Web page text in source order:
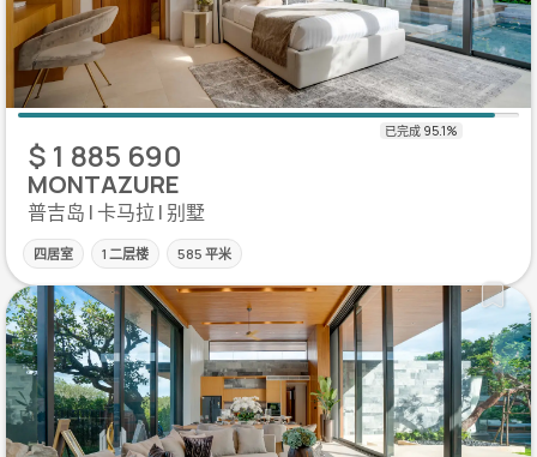
$ 1 885 690
MONTAZURE
普吉岛 | 卡马拉 | 别墅
四居室 1 二层楼 585 平米